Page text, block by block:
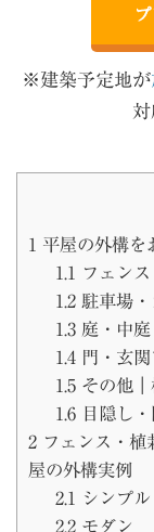
※建築予定地が
1
平屋の外構を
1.1
フェンス
1.2駐車場・
1.3庭・中庭
1.4門・玄関
1.5その他｜
1.6目隠し・
2 フェンス・植
屋の外構実例
2.1
シンプル
2.2モダン